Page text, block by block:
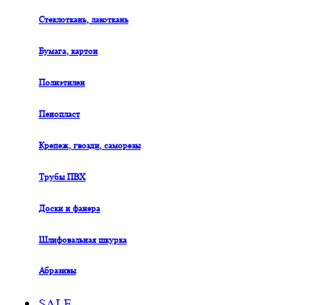
Стеклоткань, лакоткань
Бумага, картон
Полиэтилен
Пенопласт
Крепеж, гвозди, саморезы
Трубы ПВХ
Доски и фанера
Шлифовальная шкурка
Абразивы